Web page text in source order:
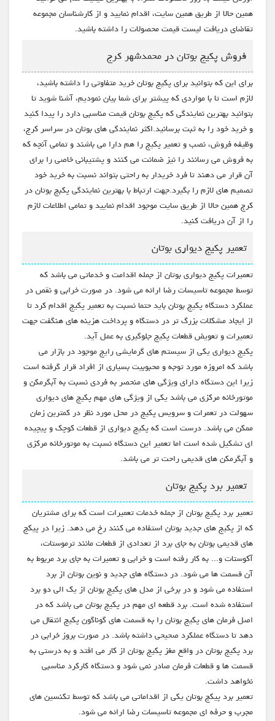
همین حالا از طریق همین سایت، اقدام نمایید و از کارشناسان مجموعه
تقاضای دریافت لیست قیمت محصولات را داشته باشید.
فروش پکیج بوتان در محمدشهر کرج
برای این که بتوانید برای پکیج بوتان خرید متفاوتی را داشته باشید،
لازم است تا با مواردی که پیشتر برای شما بیان نمودیم، آشنا شوید تا
بتوانید بهترین نمایندگی که پکیج بوتان قیمت مناسبی دارد را پیدا کنید
و خرید خود را به ثبت برسانید.اکثر نمایندگی های بوتان در سراسر کرج،
وظیفه فروش، نصب و تعمیر پکیج را هم دارا می باشند و تمامی آنچه که
به فروش می رسانند را نیز ضمانت می کنند و پشتیبانی خاصی را برای
آن قرار می دهند تا فرد خریدار به راحتی بتواند نسبت به خرید خود
تصمیم های لازم را بگیرد.جهت ارتباط با بهترین نمایندگی پکبج بوتان در
کرج همین حالا از طریق سایت موجود اقدام نمایید و تمامی اطلاعات لازم
را از آن دریافت کنید.
تعمیر پکیج دیواری بوتان
تعمیرات پکیج دیواری بوتان از جمله اقدامت و خدماتی می باشد که
توسط مجموعه تاسیسات رضا ارائه می شود. در صورت خرابی و نقص در
عملکرد دستگاه پکیج بوتان باید حتما نسبت به تعمیر پکیج اقدام کرد تا
از ایجاد مشکلات بزرگ تر در دستگاه و پرداخت هزینه های هنگفت جهت
تعمیرات و تعویض قطعات پکیج جلوگیری به عمل آید.
پکیج دیواری یکی از سیستم های گرمایشی رایج موجود در بازار می
باشد که امروزه مورد توجه و محبوبیت بسیاری از افراد قرار گرفته است
زیرا این دستگاه دارای ویژگی های منحصر به فردی نسبت به آبگرمکن و
موتورخانه مرکزی می باشد یکی از ویژگی های مهم پکیج های دیواری
سهولت در تعمرات و سرویس پکیج در محل مورد نظر در کمترین زمان
ممکن می باشد. درست است که پکیج دیواری از قطعات کوچک و پیچیده
ای تشکیل شده است اما تعمیر این دستگاه نسبت به موتورخانه مرکزی
و آبگرمکن های قدیمی راحت تر می باشد.
تعمیر برد پکیج بوتان
تعمیر برد پکیج بوتان از جمله خدمات تعمیرات است که برای مشتریان
که از پکیج های جدید بوتان استفاده می کنند رخ می دهد. زیرا در پیکج
های قدیمی بوتان به جای برد از تعدادی از قطعات مانند ترموستات،
آکوستات و... به کار رفته است و خرابی و تعمیرات به جای برد مربوط به
آن قسمت ها می شود. در دستگاه های جدید و نوین بوتان از برد
استفاده می شود و در برخی از مدل های پکیج بوتان از یک الی دو برد
استفاده شده است. برد قطعه ای مهم در پکیج بوتان می باشد که در
اصل فرمان های پکیج بوتان را به قسمت های گوناگون پکیج انتقال می
دهد تا دستگاه عملکرد صحیحی داشته باشد. در صورت بروز خرابی در
برد پکیج بوتان در واقع مغز پکیج بوتان از کار می افتد و به درستی به
قسمت ها و قطعات فرمان صادر نمی شود و دستگاه کارکرد مناسبی
نخواهد داشت.
تعمیر برد پیکج بوتان یکی از اقداماتی می باشد که توسط تکنسین های
مجرب و حرفه ای مجموعه تاسیسات رضا ارائه می شود.